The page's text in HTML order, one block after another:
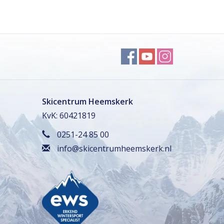
Skicentrum Heemskerk
KvK: 60421819
0251-24 85 00
info@skicentrumheemskerk.nl